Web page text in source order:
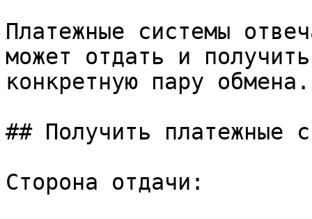
Платежные системы
может отдать и
конкретную пару обмена.
## Получить платежные
Сторона отдачи: